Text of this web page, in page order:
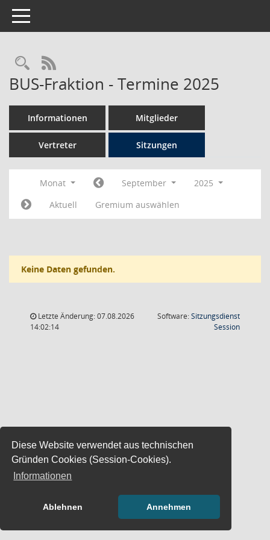
Diese Website verwendet aus technischen
Gründen Cookies (Session-Cookies).
Informationen
Ablehnen Annehmen
Toggle navigation
Rechercheauswahl
RSS-Feed
BUS-Fraktion - Termine 2025
Informationen Mitglieder
Vertreter Sitzungen
Monat September
2025
Aktuell
Gremium auswählen
Keine Daten gefunden.
Letzte Änderung: 07.08.2026
14:02:14
Software:Sitzungsdienst
Session(Wird in